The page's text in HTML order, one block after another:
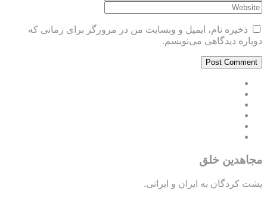
ذخیره نام، ایمیل و وبسایت من در مرورگر برای زمانی که
دوباره دیدگاهی می‌نویسم.
مجاهدین خلق
پشت کردگان به ایران و ایرانی.